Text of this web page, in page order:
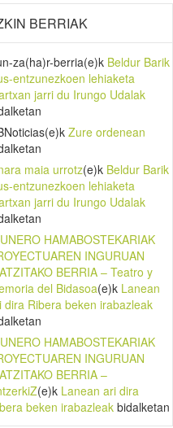
BERRIAK
za(ha)r-berria(e)k Beldur Barik
entzunezkoen lehiaketa
jarri du Irungo Udalak
(e)k Zure ordenean
maia urrotz(e)k Beldur Barik
entzunezkoen lehiaketa
jarri du Irungo Udalak
HAMABOSTEKARIAK
INGURUAN
BERRIA – Teatro y
del Bidasoa(e)k Lanean
dira Ribera beken irabazleak
HAMABOSTEKARIAK
INGURUAN
BERRIA –
(e)k Lanean ari dira
beken irabazleakbidalketan